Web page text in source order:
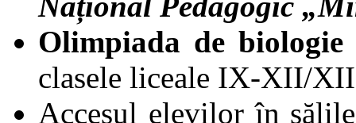
Olimpiada de biologie
clasele liceale IX-XII/
Accesul elevilor în